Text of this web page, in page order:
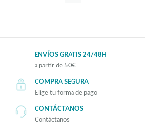
ENVÍOS GRATIS 24/48H
a partir de 50€
COMPRA SEGURA
Elige tu forma de pago
CONTÁCTANOS
Contáctanos